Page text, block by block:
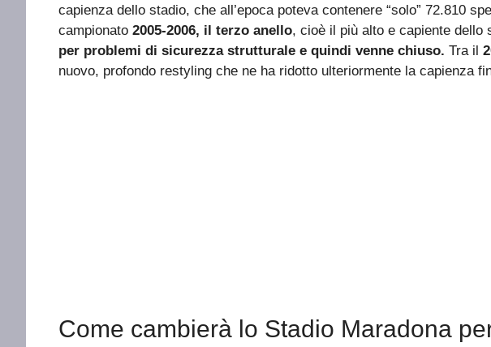
capienza dello stadio, che all’epoca poteva contenere “solo” 72.810
campionato 2005-2006, il terzo anello, cioè il più alto e capiente dello
per problemi di sicurezza strutturale e quindi venne chiuso. Tra il
nuovo, profondo restyling che ne ha ridotto ulteriormente la capienza
Come cambierà lo Stadio Maradona